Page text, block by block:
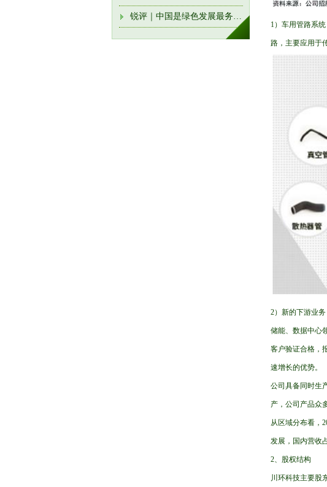
锐评｜中国是绿色发展最务实的行动派
1）车用管路系
路，主要应用于
2）新的下游业
储能、数据中心
客户验证合格，
速增长的优势。
公司具备同时生
产，公司产品众
从区域分布看，
发展，国内营收
2、股权结构
川环科技主要股